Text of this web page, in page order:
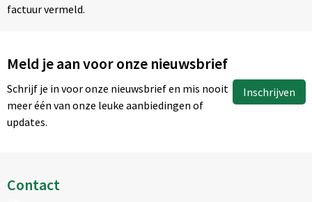
factuur vermeld.
Meld je aan voor onze nieuwsbrief
Schrijf je in voor onze nieuwsbrief en mis nooit
meer één van onze leuke aanbiedingen of
updates.
Inschrijven
Contact